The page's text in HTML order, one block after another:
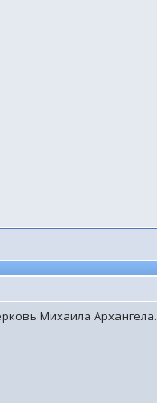
Михаила Архангела.